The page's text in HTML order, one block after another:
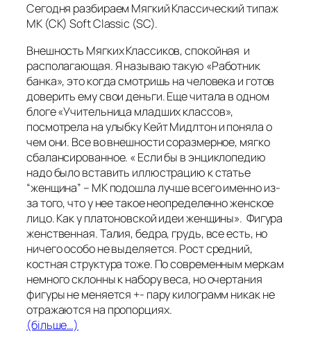
Сегодня разбираем Мягкий Классический типаж
МК (СК) Soft Classic (SC).
Внешность Мягких Классиков, спокойная и
располагающая. Я называю такую «Работник
банка», это когда смотришь на человека и готов
доверить ему свои деньги. Еще читала в одном
блоге «Учительница младших классов»,
посмотрела на улыбку Кейт Мидлтон и поняла о
чем они. Все во внешности соразмерное, мягко
сбалансированное. « Если бы в энциклопедию
надо было вставить иллюстрацию к статье
“женщина” – МК подошла лучше всего именно из-
за того, что у нее такое неопределенно женское
лицо. Как у платоновской идеи женщины». Фигура
женственная. Талия, бедра, грудь, все есть, но
ничего особо не выделяется. Рост средний,
костная структура тоже. По современным меркам
немного склонны к набору веса, но очертания
фигуры не меняется +- пару килограмм никак не
отражаются на пропорциях.
(більше…)